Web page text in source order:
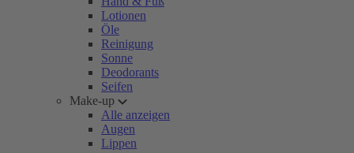
Lotionen
Öle
Reinigung
Sonne
Deodorants
Seifen
Make-up
Alle anzeigen
Augen
Lippen